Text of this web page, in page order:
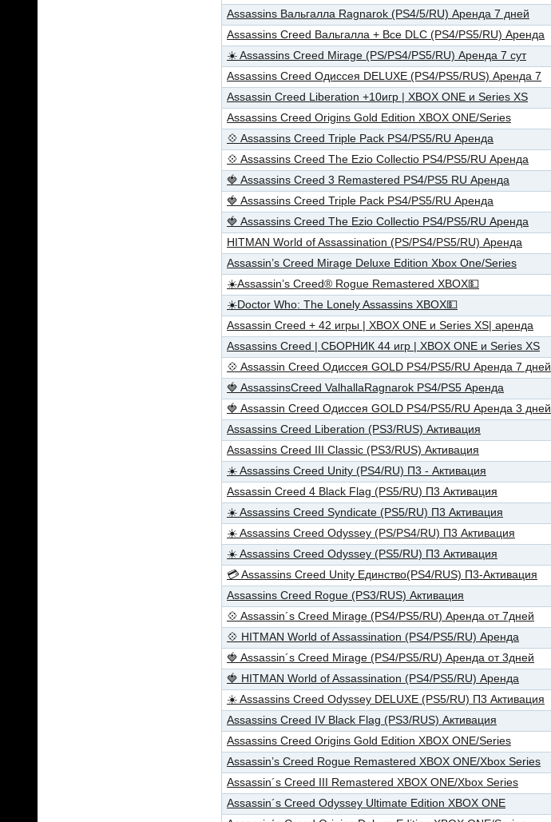
Assassins Вальгалла Ragnarok (PS4/5/RU) Аренда 7 дней
Assassins Creed Вальгалла + Все DLC (PS4/PS5/RU) Аренда
☀️ Assassins Creed Mirage (PS/PS4/PS5/RU) Аренда 7 сут
Assassins Creed Одиссея DELUXE (PS4/PS5/RUS) Аренда 7
Assassin Creed Liberation +10игр | XBOX ONE и Series XS
Assassins Creed Origins Gold Edition XBOX ONE/Series
💠 Assassins Creed Triple Pack PS4/PS5/RU Аренда
💠 Assassins Creed The Ezio Collectio PS4/PS5/RU Аренда
🍓 Assassins Creed 3 Remastered PS4/PS5 RU Аренда
🍓 Assassins Creed Triple Pack PS4/PS5/RU Аренда
🍓 Assassins Creed The Ezio Collectio PS4/PS5/RU Аренда
HITMAN World of Assassination (PS/PS4/PS5/RU) Аренда
Assassin’s Creed Mirage Deluxe Edition Xbox One/Series
☀️Assassin’s Creed® Rogue Remastered XBOX💵
☀️Doctor Who: The Lonely Assassins XBOX💵
Assassin Creed + 42 игры | XBOX ONE и Series XS| аренда
Assassins Creed | СБОРНИК 44 игр | XBOX ONE и Series XS
💠 Assassin Creed Одиссея GOLD PS4/PS5/RU Аренда 7 дней
🍓 AssassinsCreed ValhallaRagnarоk PS4/PS5 Аренда
🍓 Assassin Creed Одиссея GOLD PS4/PS5/RU Аренда 3 дней
Assassins Creed Liberation (PS3/RUS) Активация
Assassins Creed III Classic (PS3/RUS) Активация
☀️ Assassins Creed Unity (PS4/RU) П3 - Активация
Assassin Creed 4 Black Flag (PS5/RU) П3 Активация
☀️ Assassins Creed Syndicate (PS5/RU) П3 Активация
☀️ Assassins Creed Odyssey (PS/PS4/RU) П3 Активация
☀️ Assassins Creed Odyssey (PS5/RU) П3 Активация
💳 Assassins Creed Unity Единство(PS4/RUS) П3-Активация
Assassins Creed Rogue (PS3/RUS) Активация
💠 Assassin´s Creed Mirage (PS4/PS5/RU) Аренда от 7дней
💠 HITMAN World of Assassination (PS4/PS5/RU) Аренда
🍓 Assassin´s Creed Mirage (PS4/PS5/RU) Аренда от 3дней
🍓 HITMAN World of Assassination (PS4/PS5/RU) Аренда
☀️ Assassins Creed Odyssey DELUXE (PS5/RU) П3 Активация
Assassins Creed IV Black Flag (PS3/RUS) Активация
Assassins Creed Origins Gold Edition XBOX ONE/Series
Assassin’s Creed Rogue Remastered XBOX ONE/Xbox Series
Assassin´s Creed III Remastered XBOX ONE/Xbox Series
Assassin´s Creed Odyssey Ultimate Edition XBOX ONE